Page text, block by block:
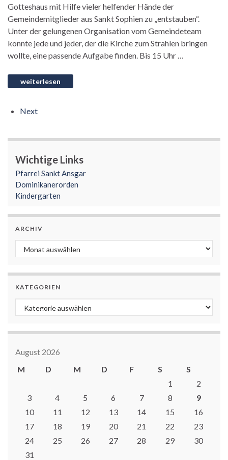
Gotteshaus mit Hilfe vieler helfender Hände der
Gemeindemitglieder aus Sankt Sophien zu „entstauben“.
Unter der gelungenen Organisation vom Gemeindeteam
konnte jede und jeder, der die Kirche zum Strahlen bringen
wollte, eine passende Aufgabe finden. Bis 15 Uhr …
Next
Wichtige Links
Pfarrei Sankt Ansgar
Dominikanerorden
Kindergarten
ARCHIV
Archiv
KATEGORIEN
Kategorien
August 2026
M
D M D F S
S
1
2
3
4 5 6 7 8
9
10
11 12 13 14 15
16
17
18 19 20 21 22
23
24
25 26 27 28 29
30
31